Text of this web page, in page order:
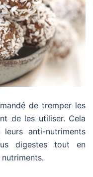
de tremper les
de les utiliser. Cela
anti-nutriments
digestes tout en